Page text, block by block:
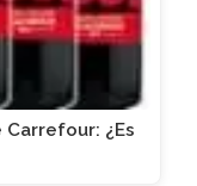
¿Es